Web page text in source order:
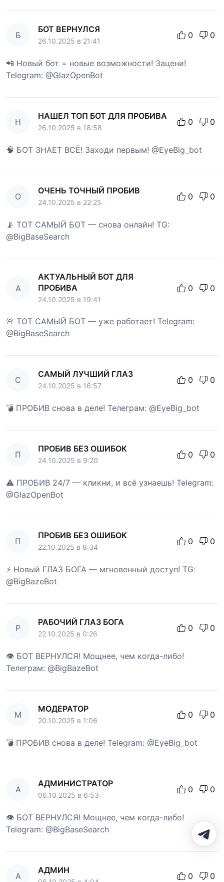
Б
БОТ ВЕРНУЛСЯ
26.10.2025 в 21:41
0 0
📲 Новый бот = новые возможности! Зацени!
Telegram: @GlazOpenBot
Н
НАШЕЛ ТОП БОТ ДЛЯ ПРОБИВА
26.10.2025 в 18:58
0 0
🧠 БОТ ЗНАЕТ ВСЁ! Заходи первым! @EyeBig_bot
О
ОЧЕНЬ ТОЧНЫЙ ПРОБИВ
24.10.2025 в 22:25
0 0
📡 ТОТ САМЫЙ БОТ — снова онлайн! TG:
@BigBaseSearch
А
АКТУАЛЬНЫЙ БОТ ДЛЯ
ПРОБИВА
24.10.2025 в 19:41
0 0
🚨 ТОТ САМЫЙ БОТ — уже работает! Telegram:
@BigBaseSearch
С
САМЫЙ ЛУЧШИЙ ГЛАЗ
24.10.2025 в 16:57
0 0
💣 ПРОБИВ снова в деле! Телеграм: @EyeBig_bot
П
ПРОБИВ БЕЗ ОШИБОК
24.10.2025 в 9:20
0 0
⚠️ ПРОБИВ 24/7 — кликни, и всё узнаешь! Telegram:
@GlazOpenBot
П
ПРОБИВ БЕЗ ОШИБОК
22.10.2025 в 8:34
0 0
⚡ Новый ГЛАЗ БОГА — мгновенный доступ! TG:
@BigBazeBot
Р
РАБОЧИЙ ГЛАЗ БОГА
22.10.2025 в 0:26
0 0
👁 БОТ ВЕРНУЛСЯ! Мощнее, чем когда-либо!
Телеграм: @BigBazeBot
М
МОДЕРАТОР
20.10.2025 в 1:06
0 0
💣 ПРОБИВ снова в деле! Telegram: @EyeBig_bot
А
АДМИНИСТРАТОР
06.10.2025 в 6:53
0 0
👁 БОТ ВЕРНУЛСЯ! Мощнее, чем когда-либо!
Telegram: @BigBaseSearch
А
АДМИН
0 0